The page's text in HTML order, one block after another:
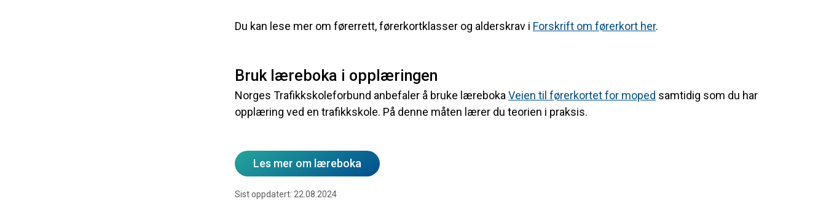
Du kan lese mer om førerrett, førerkortklasser og alderskrav i Forskrift om førerkort her.
Bruk læreboka i opplæringen
Norges Trafikkskoleforbund anbefaler å bruke læreboka Veien til førerkortet for moped samtidig som du har
opplæring ved en trafikkskole. På denne måten lærer du teorien i praksis.
Les mer om læreboka
Sist oppdatert: 22.08.2024